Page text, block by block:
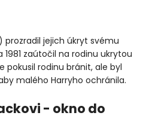
jejich úkryt svému
1981 zaútočil na rodinu ukrytou
pokusil rodinu bránit, ale byl
malého Harryho ochránila.
- okno do